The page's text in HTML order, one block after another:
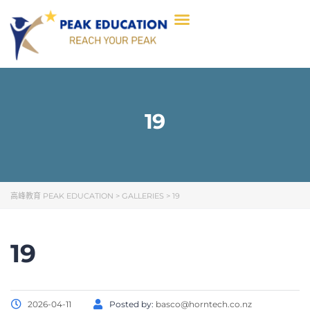
19
高峰教育 PEAK EDUCATION > GALLERIES > 19
19
2026-04-11 Posted by: basco@horntech.co.nz